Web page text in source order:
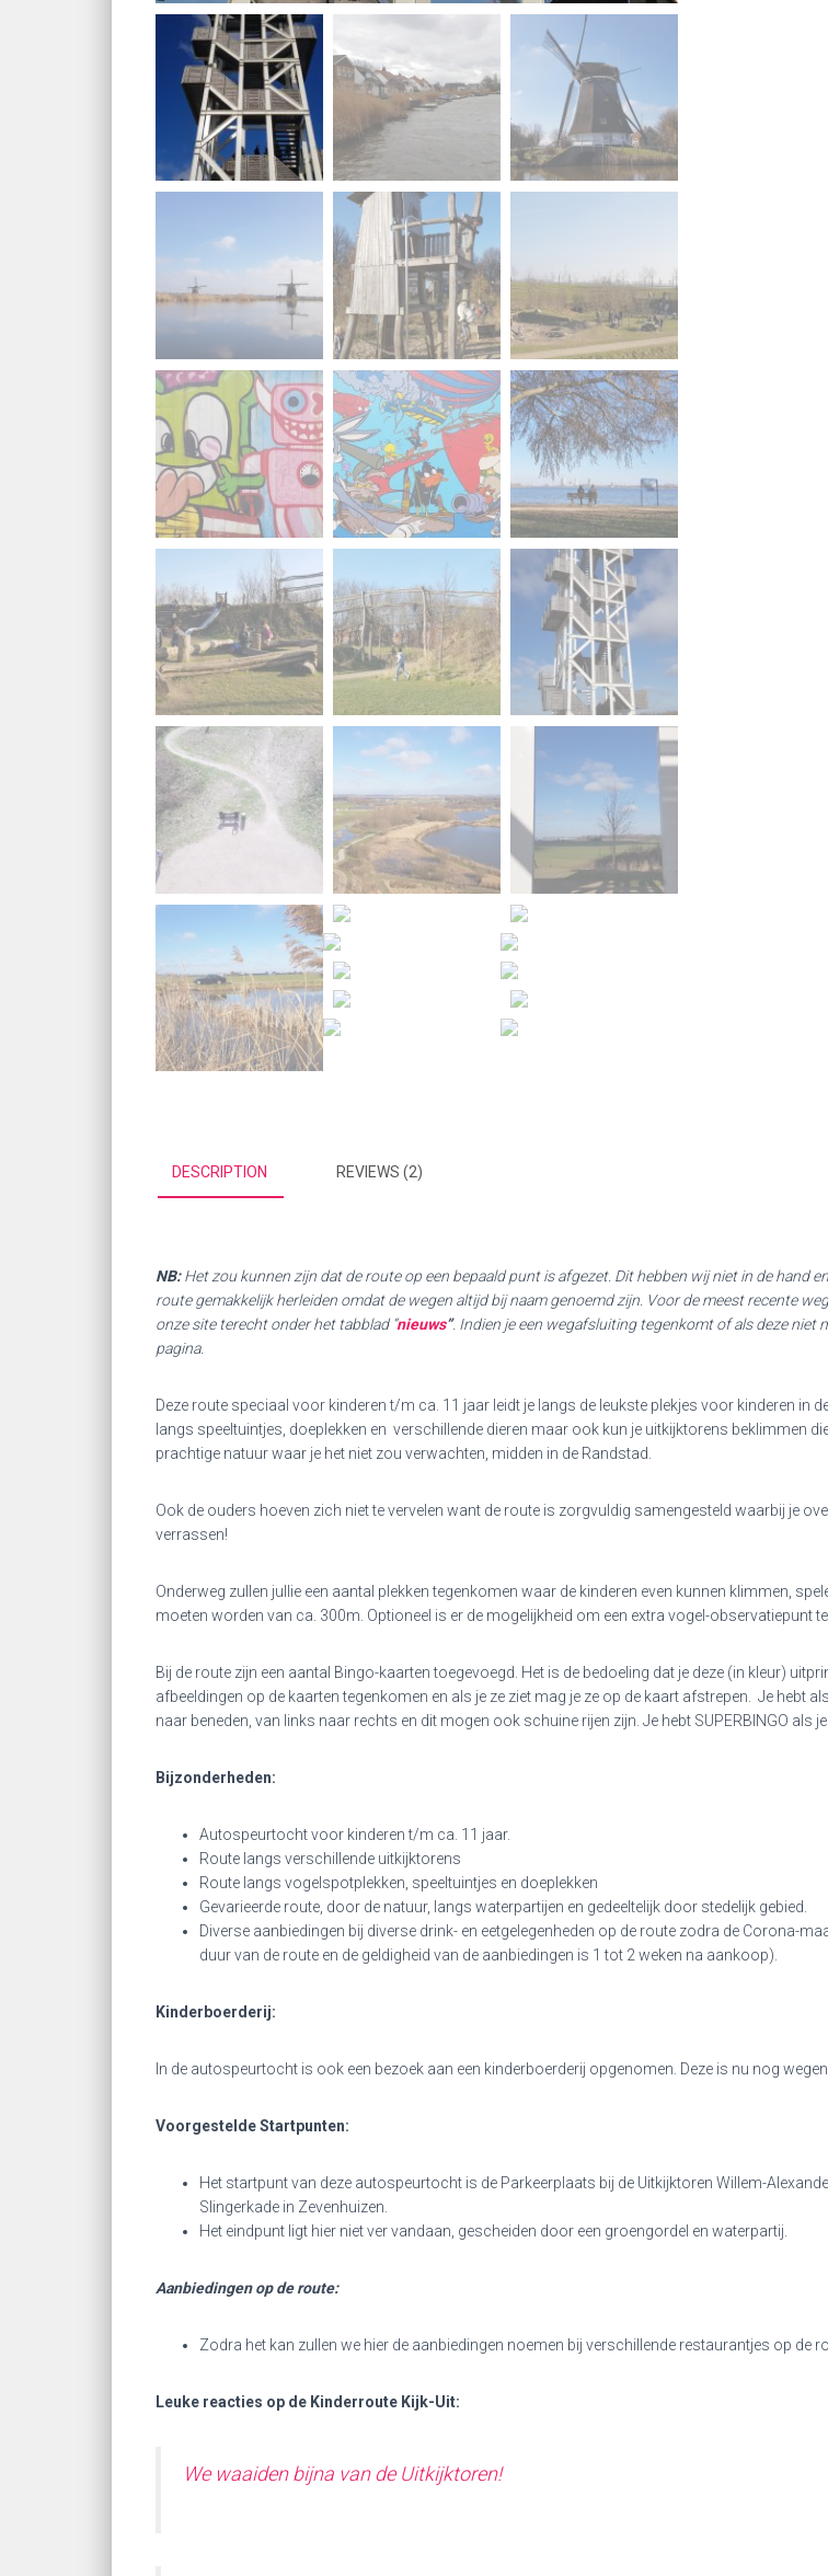
DESCRIPTION REVIEWS (2)
NB:Het zou kunnen zijn dat de route op een bepaald punt is afgezet. Dit hebben wij niet in de hand
route gemakkelijk herleiden omdat de wegen altijd bij naam genoemd zijn. Voor de meest recente
onze site terecht onder het tabblad “nieuws”. Indien je een wegafsluiting tegenkomt of als deze niet
pagina.
Deze route speciaal voor kinderen t/m ca. 11 jaar leidt je langs de leukste plekjes voor kinderen in
langs speeltuintjes, doeplekken en verschillende dieren maar ook kun je uitkijktorens beklimmen
prachtige natuur waar je het niet zou verwachten, midden in de Randstad.
Ook de ouders hoeven zich niet te vervelen want de route is zorgvuldig samengesteld waarbij je
verrassen!
Onderweg zullen jullie een aantal plekken tegenkomen waar de kinderen even kunnen klimmen,
moeten worden van ca. 300m. Optioneel is er de mogelijkheid om een extra vogel-observatiepunt
Bij de route zijn een aantal Bingo-kaarten toegevoegd. Het is de bedoeling dat je deze (in kleur)
afbeeldingen op de kaarten tegenkomen en als je ze ziet mag je ze op de kaart afstrepen. Je hebt
naar beneden, van links naar rechts en dit mogen ook schuine rijen zijn. Je hebt SUPERBINGO als
Bijzonderheden:
Autospeurtocht voor kinderen t/m ca. 11 jaar.
Route langs verschillende uitkijktorens
Route langs vogelspotplekken, speeltuintjes en doeplekken
Gevarieerde route, door de natuur, langs waterpartijen en gedeeltelijk door stedelijk gebied.
Diverse aanbiedingen bij diverse drink- en eetgelegenheden op de route zodra de Corona-
duur van de route en de geldigheid van de aanbiedingen is 1 tot 2 weken na aankoop).
Kinderboerderij:
In de autospeurtocht is ook een bezoek aan een kinderboerderij opgenomen. Deze is nu nog
Voorgestelde Startpunten:
Het startpunt van deze autospeurtocht is de Parkeerplaats bij de Uitkijktoren Willem-
Slingerkade in Zevenhuizen.
Het eindpunt ligt hier niet ver vandaan, gescheiden door een groengordel en waterpartij.
Aanbiedingen op de route:
Zodra het kan zullen we hier de aanbiedingen noemen bij verschillende restaurantjes op de
Leuke reacties op de Kinderroute Kijk-Uit:
We waaiden bijna van de Uitkijktoren!